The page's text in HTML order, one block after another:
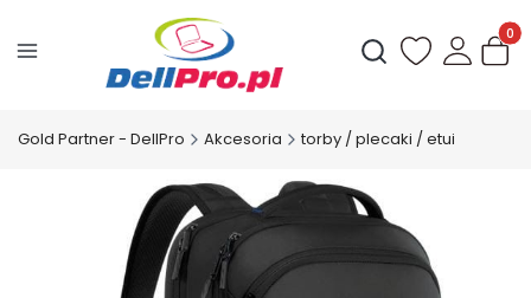
Otwórz
Gold Partner - DellPro Akcesoria torby / plecaki / etui